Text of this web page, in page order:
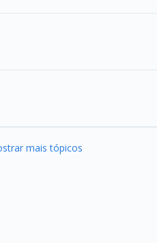
mais tópicos